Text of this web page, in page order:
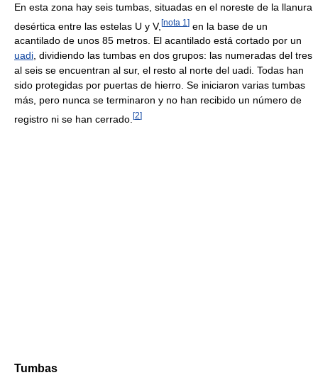
En esta zona hay seis tumbas, situadas en el noreste de la llanura
desértica entre las estelas U y V,[nota 1 ] en la base de un
acantilado de unos 85 metros. El acantilado está cortado por un
uadi, dividiendo las tumbas en dos grupos: las numeradas del tres
al seis se encuentran al sur, el resto al norte del uadi. Todas han
sido protegidas por puertas de hierro. Se iniciaron varias tumbas
más, pero nunca se terminaron y no han recibido un número de
registro ni se han cerrado. [2]
Tumbas